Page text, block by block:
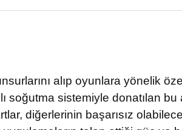
alıp oyunlara yönelik
soğutma sistemiyle donatılan
diğerlerinin başarısız